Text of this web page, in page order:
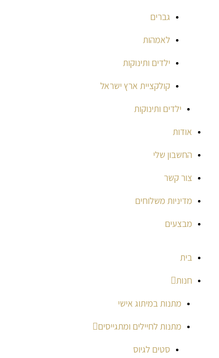
גברים
לאמהות
ילדים ותינוקות
קולקציית ארץ ישראל
ילדים ותינוקות
אודות
החשבון שלי
צור קשר
מדיניות משלוחים
מבצעים
בית
חנות
מתנות במיתוג אישי
מתנות לחיילים ומתגייסים
סטים לגיוס